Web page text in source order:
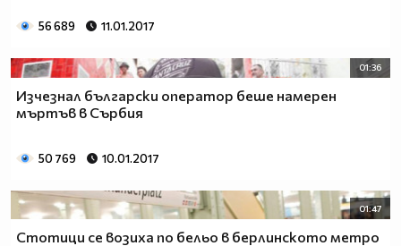
56 689 11.01.2017
01:36
Изчезнал български оператор беше намерен
мъртъв в Сърбия
50 769 10.01.2017
01:47
Стотици се возиха по бельо в берлинското метро